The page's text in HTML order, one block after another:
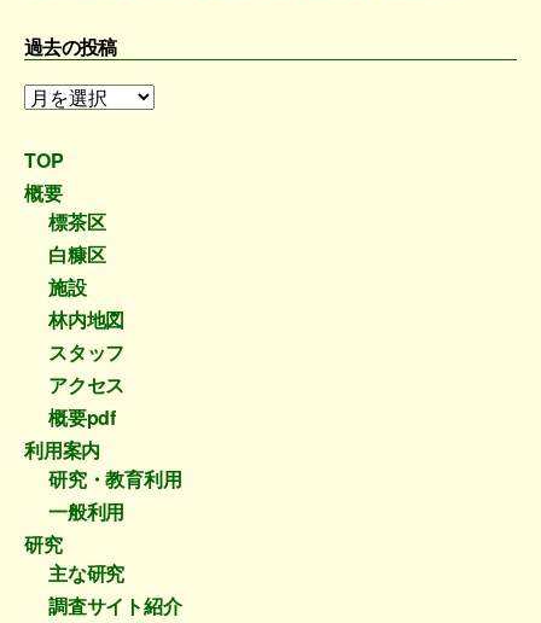
過去の投稿
過
の
投
稿
TOP
概要
標茶区
白糠区
施設
林内地図
スタッフ
アクセス
概要pdf
利用案内
研究・教育利用
一般利用
研究
主な研究
調査サイト紹介